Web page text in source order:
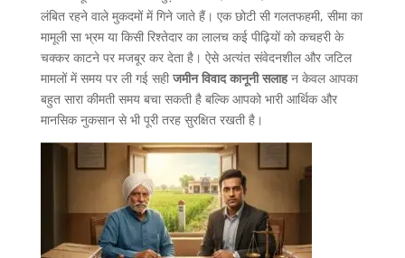
लंबित रहने वाले मुकदमों में गिने जाते हैं। एक छोटी सी गलतफहमी, सीमा का
मामूली सा भ्रम या किसी रिश्तेदार का लालच कई पीढ़ियों को कचहरी के
चक्कर काटने पर मजबूर कर देता है। ऐसे अत्यंत संवेदनशील और जटिल
मामलों में समय पर ली गई सहीजमीन विवाद कानूनी सलाहन केवल आपका
बहुत सारा कीमती समय बचा सकती है बल्कि आपको भारी आर्थिक और
मानसिक नुकसान से भी पूरी तरह सुरक्षित रखती है।